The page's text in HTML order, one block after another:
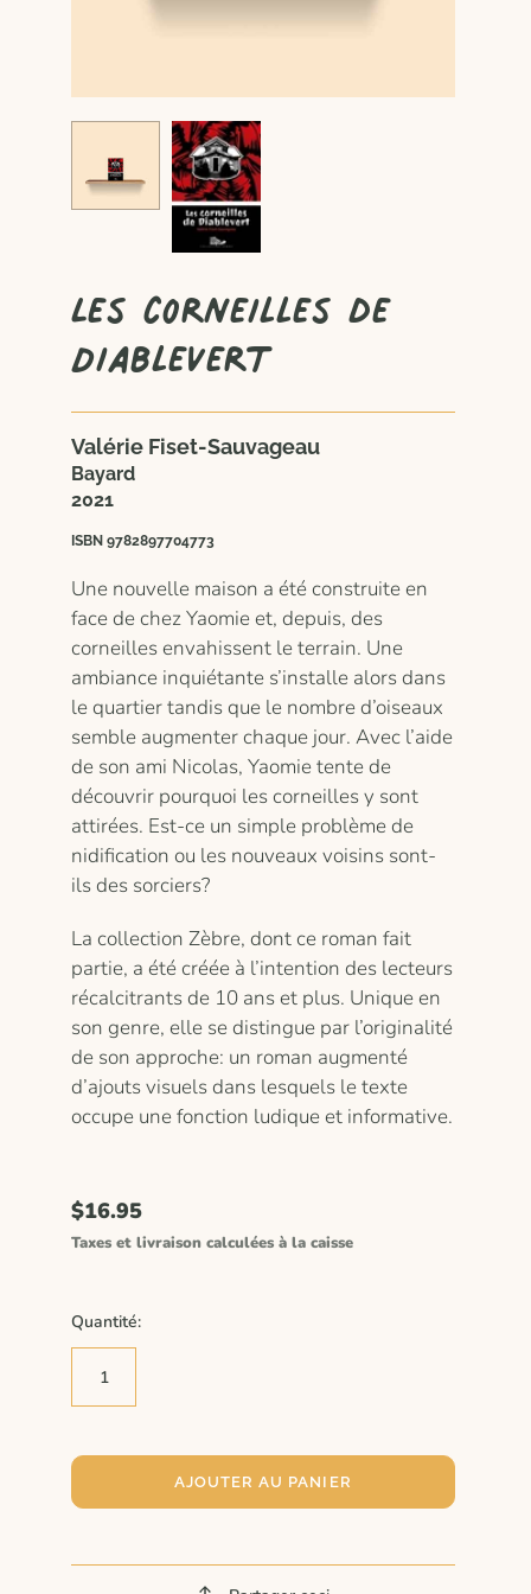
Les corneilles de
Diablevert
Valérie Fiset-Sauvageau
Bayard
2021
ISBN 9782897704773
Une nouvelle maison a été construite en
face de chez Yaomie et, depuis, des
corneilles envahissent le terrain. Une
ambiance inquiétante s’installe alors dans
le quartier tandis que le nombre d’oiseaux
semble augmenter chaque jour. Avec l’aide
de son ami Nicolas, Yaomie tente de
découvrir pourquoi les corneilles y sont
attirées. Est-ce un simple problème de
nidification ou les nouveaux voisins sont-
ils des sorciers?
La collection Zèbre, dont ce roman fait
partie, a été créée à l’intention des lecteurs
récalcitrants de 10 ans et plus. Unique en
son genre, elle se distingue par l’originalité
de son approche: un roman augmenté
d’ajouts visuels dans lesquels le texte
occupe une fonction ludique et informative.
$16.95
Taxes et livraison calculées à la caisse
Quantité:
AJOUTER AU PANIER